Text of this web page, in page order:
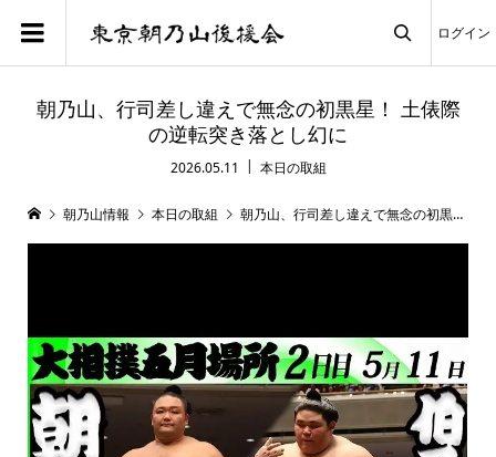

ログイン
朝乃山、行司差し違えで無念の初黒星！ 土俵際
の逆転突き落とし幻に
2026.05.11 本日の取組
朝乃山情報 本日の取組 朝乃山、行司差し違えで無念の初黒星！ 土俵際の逆転突き落とし幻に